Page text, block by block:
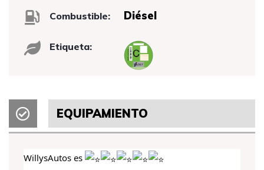
Combustible: Diésel
Etiqueta:
EQUIPAMIENTO
WillysAutos es